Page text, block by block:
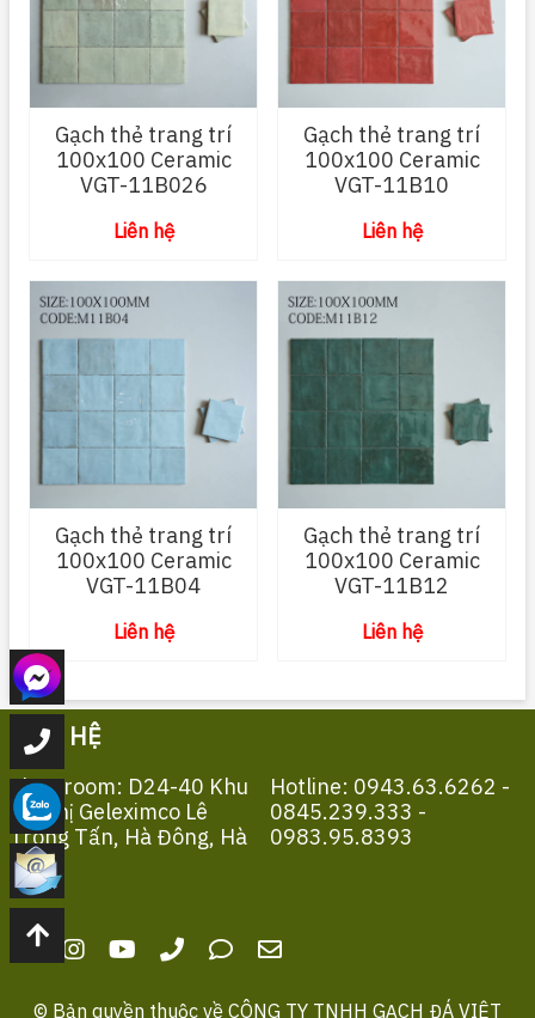
Gạch thẻ trang trí
100x100 Ceramic
VGT-11B026
Liên hệ
Gạch thẻ trang trí
100x100 Ceramic
VGT-11B10
Liên hệ
Gạch thẻ trang trí
100x100 Ceramic
VGT-11B04
Liên hệ
Gạch thẻ trang trí
100x100 Ceramic
VGT-11B12
Liên hệ
LIÊN HỆ
Showroom: D24-40 Khu
Đô Thị Geleximco Lê
Trọng Tấn, Hà Đông, Hà
Nội
Hotline: 0943.63.6262 -
0845.239.333 -
0983.95.8393
© Bản quyền thuộc về CÔNG TY TNHH GẠCH ĐÁ VIỆT